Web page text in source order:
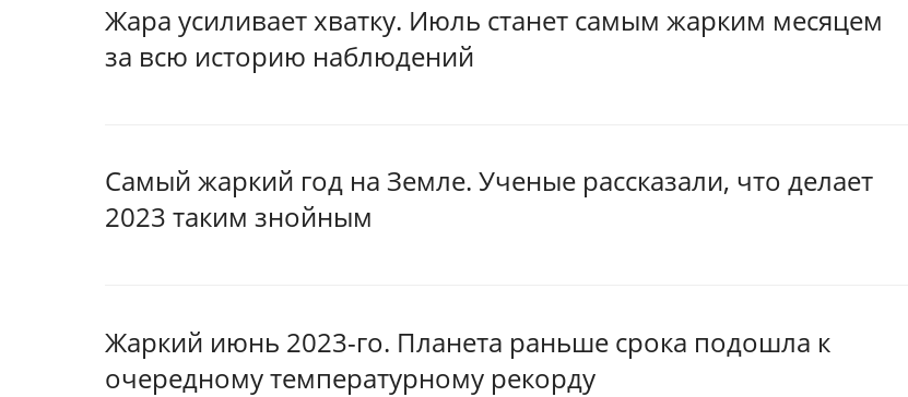
Жара усиливает хватку. Июль станет самым жарким месяцем
за всю историю наблюдений
Самый жаркий год на Земле. Ученые рассказали, что делает
2023 таким знойным
Жаркий июнь 2023-го. Планета раньше срока подошла к
очередному температурному рекорду